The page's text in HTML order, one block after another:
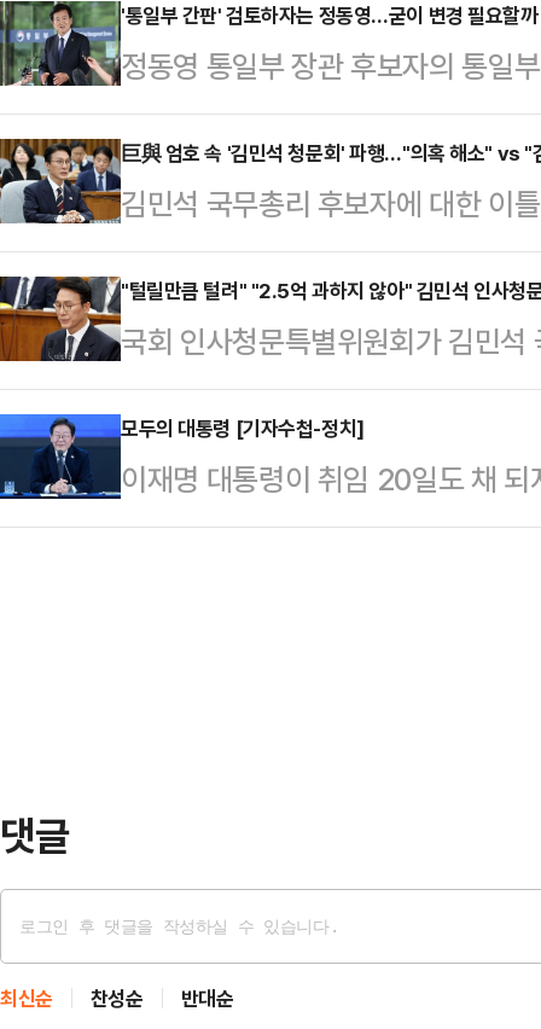
검증을 통해 전문성과 도덕성을 파
국무총리 후보자의 국회 인사청문
치러졌음에도, 제기된 의혹들에 전
게 물음부호를 붙이는데 성공한 전
론전에 청문 정국이 제격이라는 이
민의힘 의원들과 보…
'통일부 간판' 검토하자는 정동영…굳이 변경 필요할까
정동영 통일부 장관 후보자의 통일
이 예상되고 있다.새로운 남북관계
'적대적인 두 국가' 관계를 규정한
부처 간판을 변경할 경우 북한의 눈
능성이 높다는 관측이다.25일 관가
로구 남북관계관리단에서 취재진
통일도 모색할 수 있기 때문에 통일
있다"고 밝혔다.그…
巨與 엄호 속 '김민석 청문회' 파행…"의혹 해소" vs "
김민석 국무총리 후보자에 대한 이
출을 놓고 신경전을 벌인 끝에 파행
청문회가 증인·참고인이 채택되지
가 "나쁜 선례를 남겼다"는 지적도
를 앞두고 여야 대치가 한층 거세
면 국민의힘은 김 후보자의 재산 형
출이 이뤄지지 않고 있다며 청문회
반면 더불어민주…
"털릴만큼 털려" "2.5억 과하지 않아" 김민석 인사청
국회 인사청문특별위원회가 김민
자질과 도덕성 검증을 이틀째 이어
하는 후보자를 겨냥해 '무자격·무
날과 달리 정면 돌파를 작심한 듯 "
적극 반박했다.국민의힘 의원들은
모두의 대통령 [기자수첩-정치]
이재명 대통령이 취임 20일도 채
관저로 초대해 만찬을 함께한 것은,
댓글
최신순 찬성순 반대순